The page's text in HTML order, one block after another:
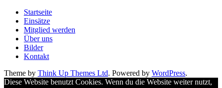
Startseite
Einsätze
Mitglied werden
Über uns
Bilder
Kontakt
Theme by Think Up Themes Ltd. Powered by WordPress.
Diese Website benutzt Cookies. Wenn du die Website weiter nutzt,